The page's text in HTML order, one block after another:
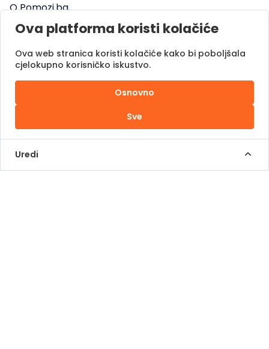
O Pomozi.ba
Pogledaj kampanje
Pomozi.ba Novosti
Kontaktirajte nas
Kontakt Info
+387 62 839 000
info@pomoziba.org
Ova platforma koristi kolačiće
Ova web stranica koristi kolačiće kako bi poboljšala
cjelokupno korisničko iskustvo.
Osnovno
Sve
Uredi